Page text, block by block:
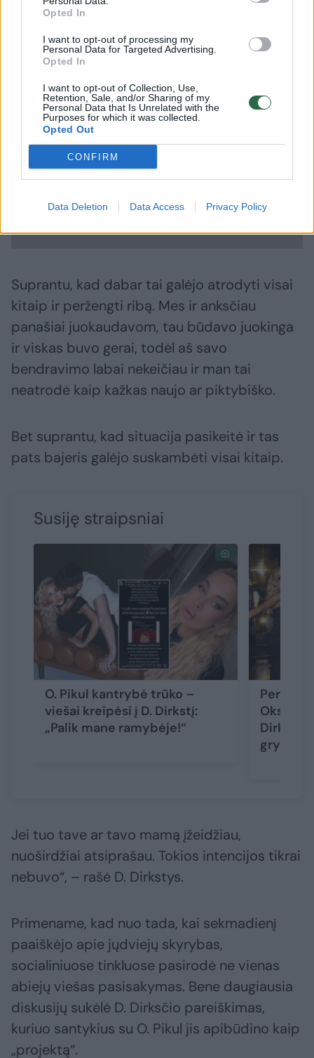
Opted In
I want to opt-out of processing my
Personal Data for Targeted Advertising.
Opted In
I want to opt-out of Collection, Use,
Retention, Sale, and/or Sharing of my
Personal Data that Is Unrelated with the
Purposes for which it was collected.
Opted Out
CONFIRM
Data Deletion Data Access Privacy Policy
A. Armonaitė – apie tai, ką veikia dabar,
valdžios skandalus ir ar grįš į politiką
Suprantu, kad dabar tai galėjo atrodyti visai
kitaip ir peržengti ribą. Mes ir anksčiau
panašiai juokaudavom, tau būdavo juokinga
ir viskas buvo gerai, todėl aš savo
bendravimo labai nekeičiau ir man tai
neatrodė kaip kažkas naujo ar piktybiško.
Bet suprantu, kad situacija pasikeitė ir tas
pats bajeris galėjo suskambėti visai kitaip.
Susiję straipsniai
O. Pikul kantrybė trūko –
viešai kreipėsi į D. Dirkstį:
„Palik mane ramybėje!“
Oksaną
Dirkstys
grybas“
Jei tuo tave ar tavo mamą įžeidžiau,
nuoširdžiai atsiprašau. Tokios intencijos tikrai
nebuvo“, – rašė D. Dirkstys.
Primename, kad nuo tada, kai sekmadienį
paaiškėjo apie jųdviejų skyrybas,
socialiniuose tinkluose pasirodė ne vienas
abiejų viešas pasisakymas. Bene daugiausia
diskusijų sukėlė D. Dirksčio pareiškimas,
kuriuo santykius su O. Pikul jis apibūdino kaip
„projektą“.